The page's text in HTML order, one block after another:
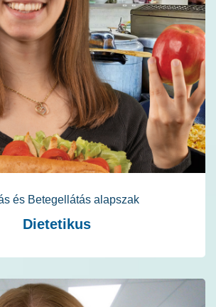
és Betegellátás alapszak
Dietetikus